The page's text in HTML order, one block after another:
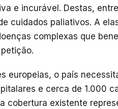
e incurável. Destas,
cuidados paliativos. A
complexas que
europeias, o país
e cerca de 1.000
cobertura existente